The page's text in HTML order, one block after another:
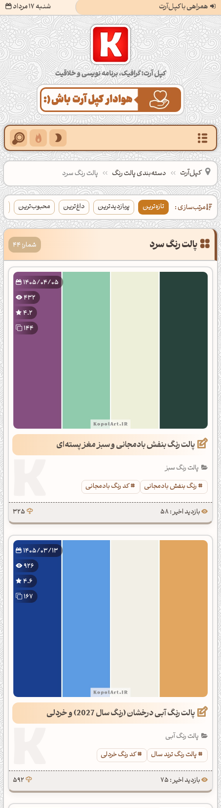
همراهی با کپل‌آرت شنبه 17 مرداد
کپل‌آرت؛ گرافیک، برنامه‌نویسی و خلاقیت
کپل‌آرت دسته‌بندی‌ پالت‌ رنگ پالت رنگ سرد
مرتب‌سازی : تازه‌ترین پربازدیدترین داغ‌ترین محبوب‌ترین
شمار: 44
1405/04/05
432
4.2
144
پالت رنگ بنفش بادمجانی و سبز مغز پسته‌ای
پالت رنگ سبز
رنگ بنفش بادمجانی
کد رنگ بادمجانی
بازدید اخیر : 58 325
1405/03/13
926
4.6
167
پالت رنگ آبی درخشان (رنگ سال 2027) و خردلی
پالت رنگ آبی
پالت رنگ ترند سال
کد رنگ خردلی
بازدید اخیر : 75 592